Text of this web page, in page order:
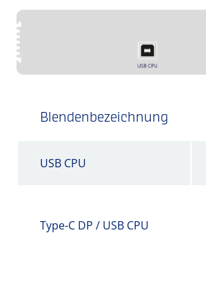
Blendenbezeichnung
USB CPU
Type-C DP / USB CPU